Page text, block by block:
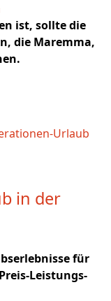
ist, sollte die
die Maremma,
in der
für
Leistungs-